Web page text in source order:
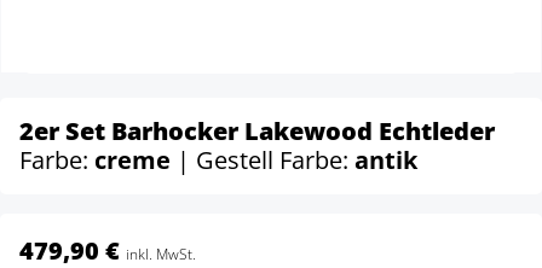
2er Set Barhocker Lakewood Echtleder
Farbe: creme | Gestell Farbe: antik
479,90 € inkl. MwSt.